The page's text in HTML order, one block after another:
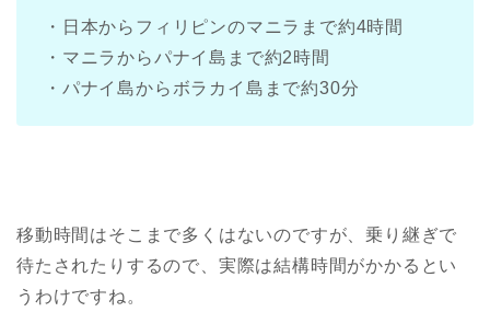
・日本からフィリピンのマニラまで約4時間
・マニラからパナイ島まで約2時間
・パナイ島からボラカイ島まで約30分
移動時間はそこまで多くはないのですが、乗り継ぎで
待たされたりするので、実際は結構時間がかかるとい
うわけですね。